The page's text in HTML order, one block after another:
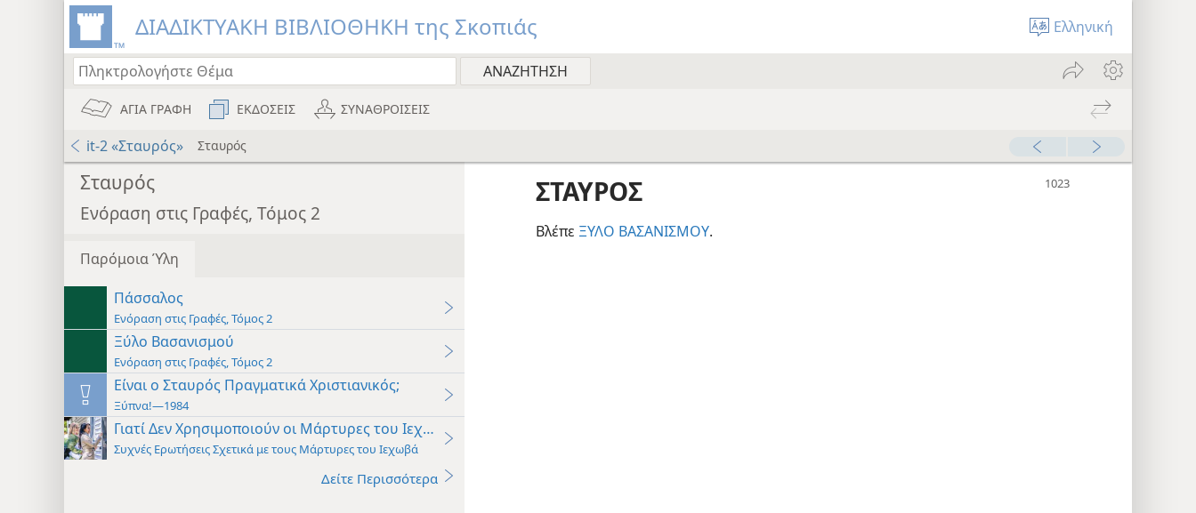
ΔΙΑΔΙΚΤΥΑΚΗ ΒΙΒΛΙΟΘΗΚΗ της Σκοπιάς Ελληνική
ΑΓΙΑ ΓΡΑΦΗ ΕΚΔΟΣΕΙΣ ΣΥΝΑΘΡΟΙΣΕΙΣ
it-2 «Σταυρός» Σταυρός
Σταυρός
Ενόραση στις Γραφές, Τόμος 2
Παρόμοια Ύλη
Πάσσαλος
Ενόραση στις Γραφές, Τόμος 2
Ξύλο Βασανισμού
Ενόραση στις Γραφές, Τόμος 2
Είναι ο Σταυρός Πραγματικά Χριστιανικός;
Ξύπνα!—1984
Γιατί Δεν Χρησιμοποιούν οι Μάρτυρες του Ιεχωβά το Σταυρό στη Λατρεία;
Συχνές Ερωτήσεις Σχετικά με τους Μάρτυρες του Ιεχωβά
Δείτε Περισσότερα
ΣΤΑΥΡΟΣ
Βλέπε ΞΥΛΟ ΒΑΣΑΝΙΣΜΟΥ.